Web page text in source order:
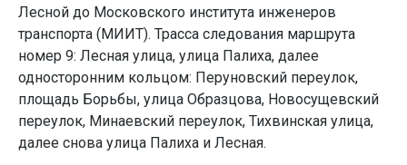
Лесной до Московского института инженеров
транспорта (МИИТ). Трасса следования маршрута
номер 9: Лесная улица, улица Палиха, далее
односторонним кольцом: Перуновский переулок,
площадь Борьбы, улица Образцова, Новосущевский
переулок, Минаевский переулок, Тихвинская улица,
далее снова улица Палиха и Лесная.